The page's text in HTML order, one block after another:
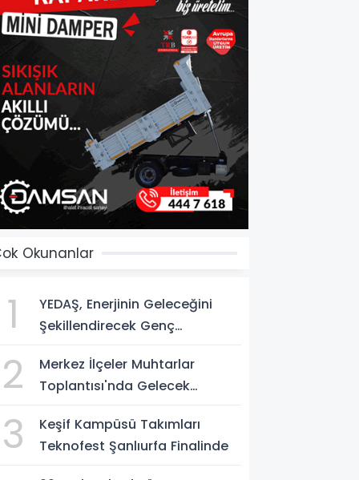
Okunanlar
1
YEDAŞ, Enerjinin Geleceğini
Şekillendirecek Genç
2
Merkez İlçeler Muhtarlar
Toplantısı'nda Gelecek
3
Keşif Kampüsü Takımları
Teknofest Şanlıurfa Finalinde